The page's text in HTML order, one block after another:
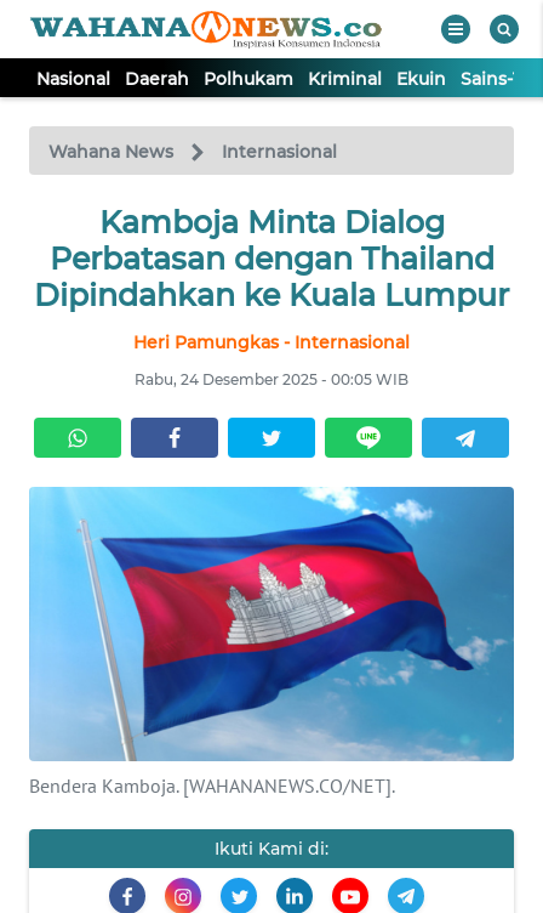
Nasional Daerah Polhukam Kriminal Ekuin Sains-
Wahana News Internasional
Kamboja Minta Dialog
Perbatasan dengan Thailand
Dipindahkan ke Kuala Lumpur
Heri Pamungkas - Internasional
Rabu, 24 Desember 2025 - 00:05 WIB
Bendera Kamboja. [WAHANANEWS.CO/NET].
Ikuti Kami di:
TV
Tutup
NASIONAL
DAERAH
KRIMINAL
EKUIN
SAINS-TEKNO
KESEHATAN
INTERNASIONAL
SERBA-SERBI
PENDIDIKAN
OLAHRAGA